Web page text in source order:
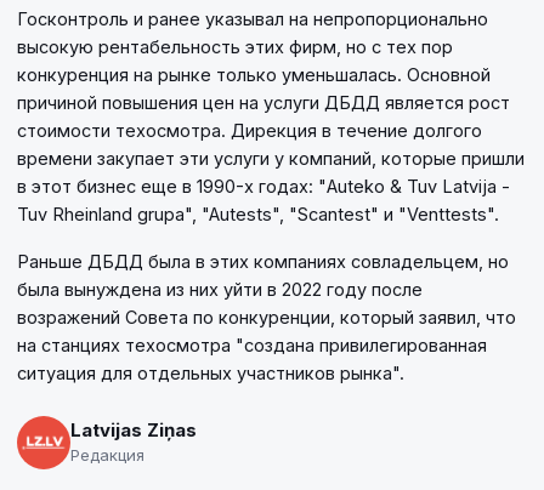
Госконтроль и ранее указывал на непропорционально
высокую рентабельность этих фирм, но с тех пор
конкуренция на рынке только уменьшалась. Основной
причиной повышения цен на услуги ДБДД является рост
стоимости техосмотра. Дирекция в течение долгого
времени закупает эти услуги у компаний, которые пришли
в этот бизнес еще в 1990-х годах: "Auteko & Tuv Latvija -
Tuv Rheinland grupa", "Autests", "Scantest" и "Venttests".
Раньше ДБДД была в этих компаниях совладельцем, но
была вынуждена из них уйти в 2022 году после
возражений Совета по конкуренции, который заявил, что
на станциях техосмотра "создана привилегированная
ситуация для отдельных участников рынка".
Latvijas Ziņas
Редакция